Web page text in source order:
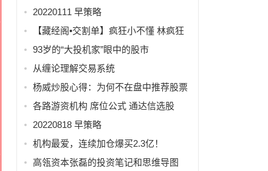
20220111 早策略
【藏经阁•交割单】疯狂小不懂 林疯狂
93岁的“大投机家”眼中的股市
从缠论理解交易系统
杨威炒股心得：为何不在盘中推荐股票
各路游资机构 席位公式 通达信选股
20220818 早策略
机构最爱，连续加仓爆买2.3亿！
高瓴资本张磊的投资笔记和思维导图